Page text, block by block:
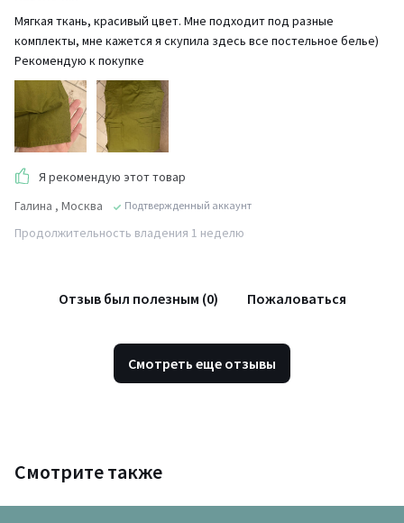
Мягкая ткань, красивый цвет. Мне подходит под разные
комплекты, мне кажется я скупила здесь все постельное белье)
Рекомендую к покупке
Я рекомендую этот товар
Галина , Москва Подтвержденный аккаунт
Продолжительность владения 1 неделю
Отзыв был полезным (0) Пожаловаться
Смотреть еще отзывы
Смотрите также